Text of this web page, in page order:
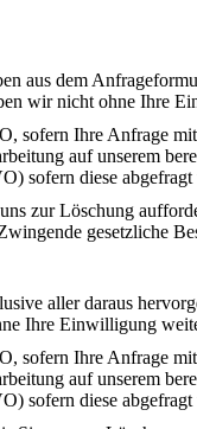
aus dem
wir nicht ohne Ihre
Ihre Anfrage
auf unserem
sofern diese abgefragt
zur Löschung
gesetzliche
aller daraus
Ihre Einwilligung
Ihre Anfrage
auf unserem
sofern diese abgefragt